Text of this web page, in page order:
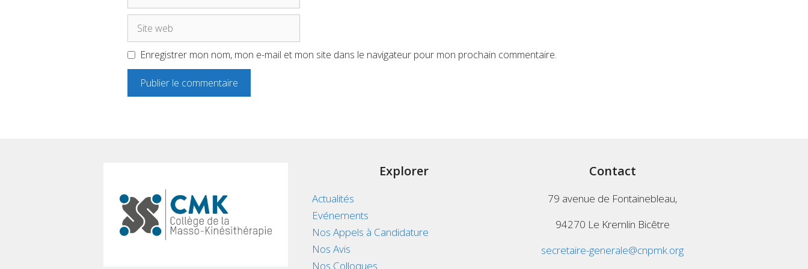
web
Enregistrer mon nom, mon e-mail et mon site dans le navigateur pour mon prochain commentaire.
Explorer
Actualités
Evénements
Nos Appels à Candidature
Nos Avis
Nos Colloques
Contact
79 avenue de Fontainebleau,
94270 Le Kremlin Bicêtre
secretaire-generale@cnpmk.org